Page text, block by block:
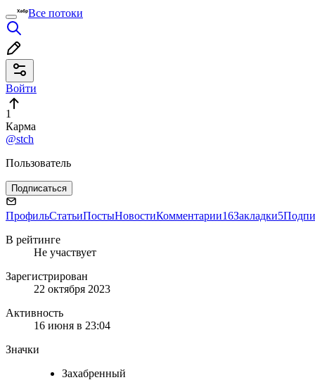
Все потоки
Войти
1
Карма
@stch
Пользователь
Подписаться
ПрофильСтатьиПостыНовостиКомментарии16Закладки5
В рейтинге
Не участвует
Зарегистрирован
22 октября 2023
Активность
16 июня в 23:04
Значки
Захабренный